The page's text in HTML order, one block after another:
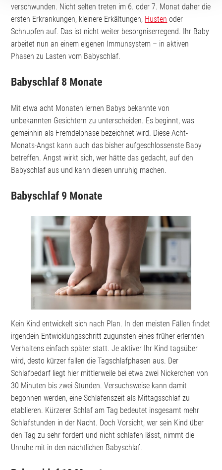
verschwunden. Nicht selten treten im 6. oder 7. Monat daher die
ersten Erkrankungen, kleinere Erkältungen, Husten oder
Schnupfen auf. Das ist nicht weiter besorgniserregend. Ihr Baby
arbeitet nun an einem eigenen Immunsystem – in aktiven
Phasen zu Lasten vom Babyschlaf.
Babyschlaf 8 Monate
Mit etwa acht Monaten lernen Babys bekannte von
unbekannten Gesichtern zu unterscheiden. Es beginnt, was
gemeinhin als Fremdelphase bezeichnet wird. Diese Acht-
Monats-Angst kann auch das bisher aufgeschlossenste Baby
betreffen. Angst wirkt sich, wer hätte das gedacht, auf den
Babyschlaf aus und kann diesen unruhig machen.
Babyschlaf 9 Monate
Kein Kind entwickelt sich nach Plan. In den meisten Fällen findet
irgendein Entwicklungsschritt zugunsten eines früher erlernten
Verhaltens einfach später statt. Je aktiver Ihr Kind tagsüber
wird, desto kürzer fallen die Tagschlafphasen aus. Der
Schlafbedarf liegt hier mittlerweile bei etwa zwei Nickerchen von
30 Minuten bis zwei Stunden. Versuchsweise kann damit
begonnen werden, eine Schlafenszeit als Mittagsschlaf zu
etablieren. Kürzerer Schlaf am Tag bedeutet insgesamt mehr
Schlafstunden in der Nacht. Doch Vorsicht, wer sein Kind über
den Tag zu sehr fordert und nicht schlafen lässt, nimmt die
Unruhe mit in den nächtlichen Babyschlaf.